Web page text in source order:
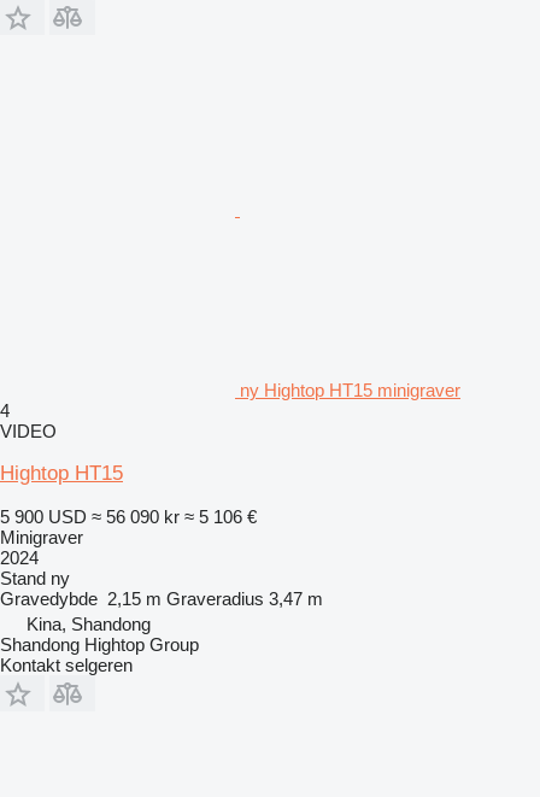
ny Hightop HT15 minigraver
4
VIDEO
Hightop HT15
5 900 USD ≈ 56 090 kr ≈ 5 106 €
Minigraver
2024
Stand ny
Gravedybde 2,15 m Graveradius 3,47 m
Kina, Shandong
Shandong Hightop Group
Kontakt selgeren